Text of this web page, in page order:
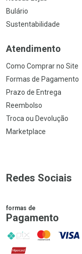
Bulário
Sustentabilidade
Atendimento
Como Comprar no Site
Formas de Pagamento
Prazo de Entrega
Reembolso
Troca ou Devolução
Marketplace
Redes Sociais
formas de
Pagamento
PIX MasterCard
VISA
Hipercard